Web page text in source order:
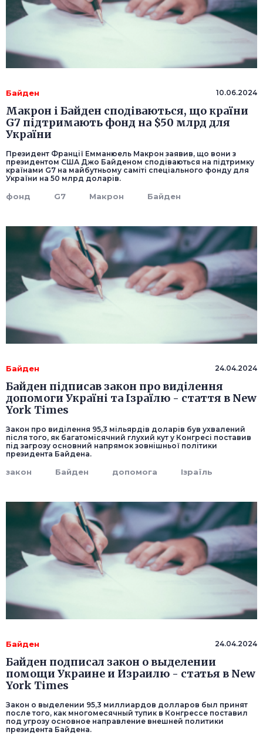
Байден 10.06.2024
Макрон і Байден сподіваються, що країни
G7 підтримають фонд на $50 млрд для
України
Президент Франції Емманюель Макрон заявив, що вони з
президентом США Джо Байденом сподіваються на підтримку
країнами G7 на майбутньому саміті спеціального фонду для
України на 50 млрд доларів.
фонд G7 Макрон Байден
Байден 24.04.2024
Байден підписав закон про виділення
допомоги Україні та Ізраїлю - стаття в New
York Times
Закон про виділення 95,3 мільярдів доларів був ухвалений
після того, як багатомісячний глухий кут у Конгресі поставив
під загрозу основний напрямок зовнішньої політики
президента Байдена.
закон Байден допомога Ізраїль
Байден 24.04.2024
Байден подписал закон о выделении
помощи Украине и Израилю - статья в New
York Times
Закон о выделении 95,3 миллиардов долларов был принят
после того, как многомесячный тупик в Конгрессе поставил
под угрозу основное направление внешней политики
президента Байдена.